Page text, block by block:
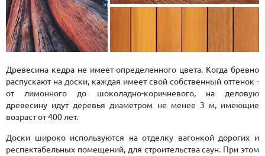
Древесина кедра не имеет определенного цвета. Когда бревно
распускают на доски, каждая имеет свой собственный оттенок -
от лимонного до шоколадно-коричневого, на деловую
древесину идут деревья диаметром не менее 3 м, имеющие
возраст от 400 лет.
Доски широко используются на отделку вагонкой дорогих и
респектабельных помещений, для строительства саун. При этом